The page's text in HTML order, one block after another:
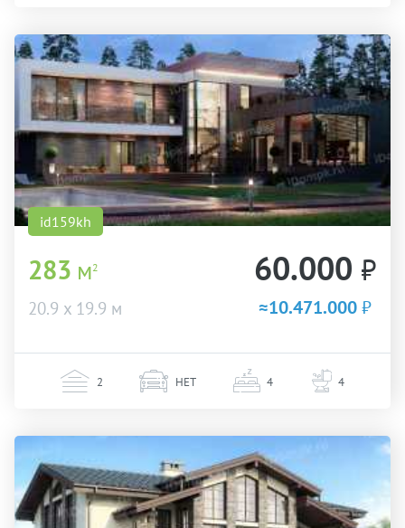
id159kh
283 м2
20.9 х 19.9 м
60.000 ₽
≈10.471.000₽
2 НЕТ 4 4